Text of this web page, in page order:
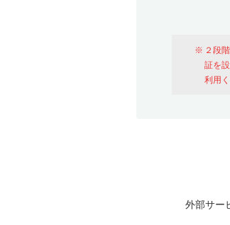
２段
証を
利用
外部サー